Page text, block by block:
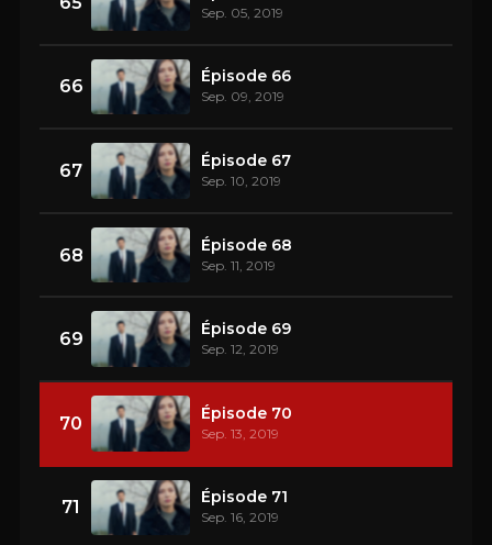
Sep. 05, 2019
66 Épisode 66
Sep. 09, 2019
67 Épisode 67
Sep. 10, 2019
68 Épisode 68
Sep. 11, 2019
69 Épisode 69
Sep. 12, 2019
70 Épisode 70
Sep. 13, 2019
71 Épisode 71
Sep. 16, 2019